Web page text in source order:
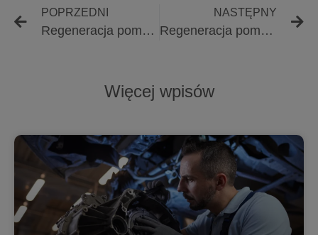
POPRZEDNI
Regeneracja pomp wtryskowych przy niestabilnym ciśnieniu spowodowanym kawitacją – jak pęcherze gazowe niszczą sekcję tłoczącą
NASTĘPNY
Regeneracja pomp wtryskowych z objawem twardej pracy silnika – jak minimalne różnice w dawce paliwa wpływają na akustykę i drgania
Więcej wpisów